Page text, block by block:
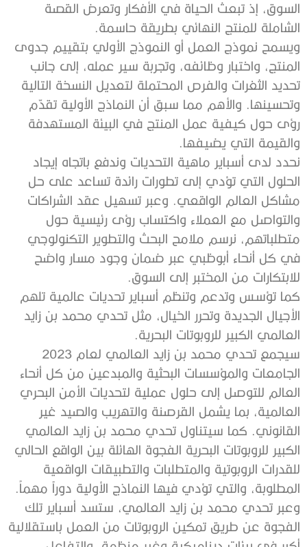
السوق، إذ تبعث الحياة في الأفكار وتعرض القصة
الشاملة للمنتج النهائي بطريقة حاسمة.
ويسمح نموذج العمل أو النموذج الأولي بتقييم جدوى
المنتج، واختبار وظائفه، وتجربة سير عمله، إلى جانب
تحديد الثغرات والفرص المحتملة لتعديل النسخة التالية
وتحسينها. والأهم مما سبق أن النماذج الأولية تقدّم
رؤى حول كيفية عمل المنتج في البيئة المستهدفة
والقيمة التي يضيفها.
نحدد لدى أسباير ماهية التحديات وندفع باتجاه إيجاد
الحلول التي تؤدي إلى تطورات رائدة تساعد على حل
مشاكل العالم الواقعي. وعبر تسهيل عقد الشراكات
والتواصل مع العملاء واكتساب رؤى رئيسية حول
متطلباتهم، نرسم ملامح البحث والتطوير التكنولوجي
في كل أنحاء أبوظبي عبر ضمان وجود مسار واضح
للابتكارات من المختبر إلى السوق.
كما تؤسس وتدعم وتنظم أسباير تحديات عالمية تلهم
الأجيال الجديدة وتحرر الخيال، مثل تحدي محمد بن زايد
العالمي الكبير للروبوتات البحرية.
سيجمع تحدي محمد بن زايد العالمي لعام 2023
الجامعات والمؤسسات البحثية والمبدعين من كل أنحاء
العالم للتوصل إلى حلول عملية لتحديات الأمن البحري
العالمية، بما يشمل القرصنة والتهريب والصيد غير
القانوني. كما سيتناول تحدي محمد بن زايد العالمي
الكبير للروبوتات البحرية الفجوة الهائلة بين الواقع الحالي
للقدرات الروبوتية والمتطلبات والتطبيقات الواقعية
المطلوبة، والتي تؤدي فيها النماذج الأولية دوراً مهماً.
وعبر تحدي محمد بن زايد العالمي، ستسد أسباير تلك
الفجوة عن طريق تمكين الروبوتات من العمل باستقلالية